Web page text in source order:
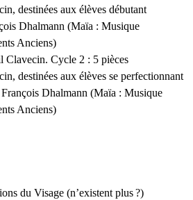
destinées aux élèves débutant
Dhalmann (Maïa : Musique
Anciens)
Clavecin. Cycle 2 : 5 pièces
destinées aux élèves se perfectionnant
Dhalmann (Maïa : Musique
Anciens)
du Visage (n’existent plus?)